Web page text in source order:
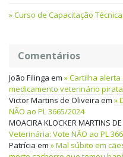
Curso de Capacitação
Comentários
João Filinga em
Cartilha
medicamento veterinário pirata
Victor Martins de Oliveira em
NÃO ao PL 3665/2024
MOACIRA KLOCKER MARTINS
Veterinária: Vote NÃO ao PL
Patrícia em
Mal súbito em